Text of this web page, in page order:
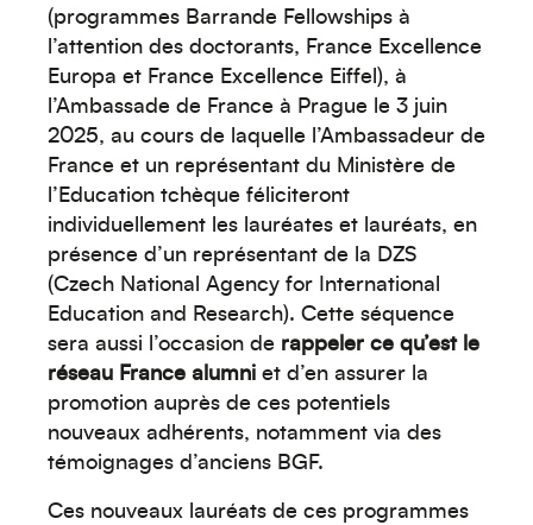
(programmes Barrande Fellowships à
l’attention des doctorants, France Excellence
Europa et France Excellence Eiffel), à
l’Ambassade de France à Prague le 3 juin
2025, au cours de laquelle l’Ambassadeur de
France et un représentant du Ministère de
l’Education tchèque féliciteront
individuellement les lauréates et lauréats, en
présence d’un représentant de la DZS
(Czech National Agency for International
Education and Research). Cette séquence
sera aussi l’occasion de rappeler ce qu’est le
réseau France alumni et d’en assurer la
promotion auprès de ces potentiels
nouveaux adhérents, notamment via des
témoignages d’anciens BGF.
Ces nouveaux lauréats de ces programmes
Moyen-Orient
Océanie